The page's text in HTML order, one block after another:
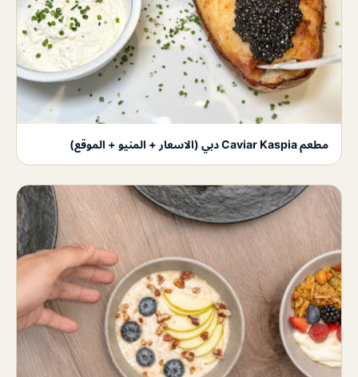
مطعم Caviar Kaspia دبي (الاسعار + المنيو + الموقع)